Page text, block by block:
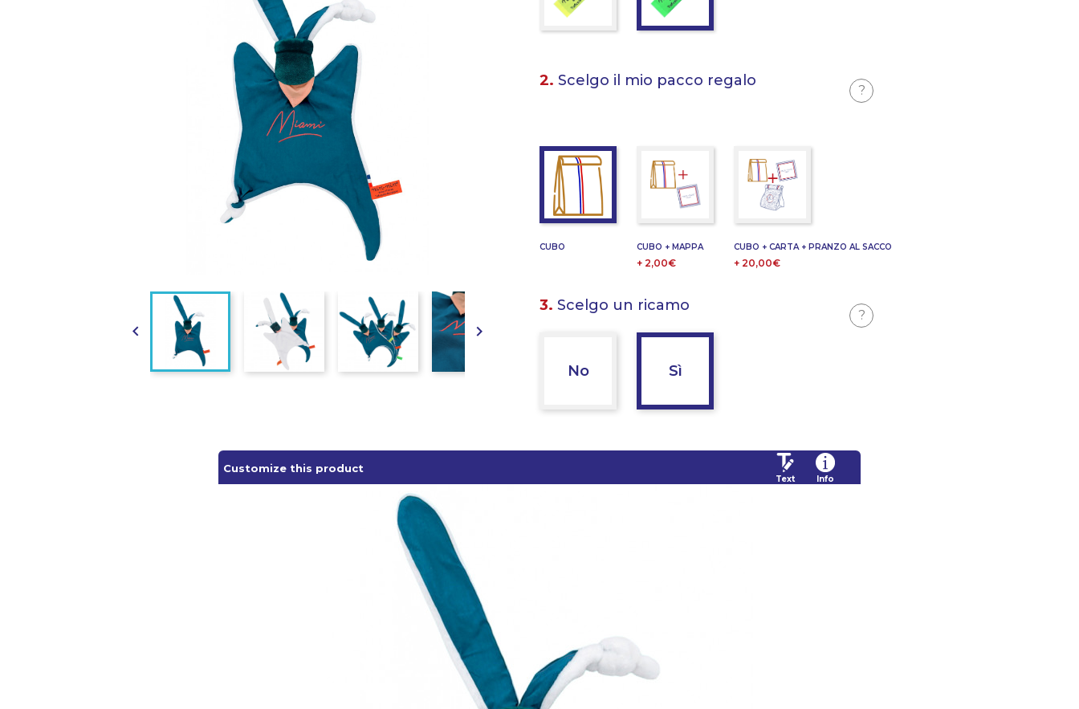
 
2. Scelgo il mio pacco regalo
?
CUBO CUBO + MAPPA
+ 2,00€
CUBO + CARTA + PRANZO AL SACCO
+ 20,00€
3. Scelgo un ricamo
?
No Sì
Customize this product
Text Info